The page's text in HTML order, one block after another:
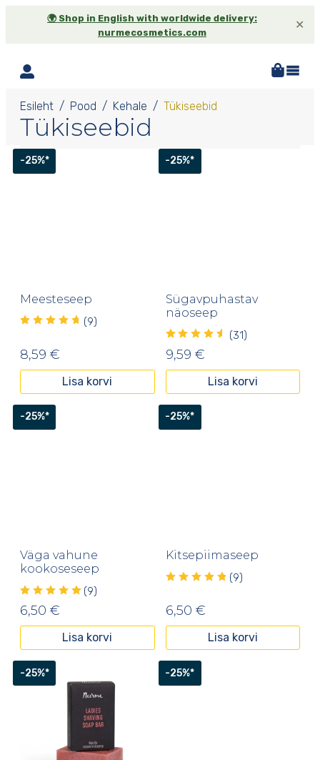
🌍 Shop in English with worldwide delivery:
nurmecosmetics.com
✕
Esileht Pood Kehale Tükiseebid
Tükiseebid
-25%*
Meesteseep
(9)
8,59 €
Lisa korvi
-25%*
Sügavpuhastav
näoseep
(31)
9,59 €
Lisa korvi
-25%*
Väga vahune
kookoseseep
(9)
6,50 €
Lisa korvi
-25%*
Kitsepiimaseep
(9)
6,50 €
Lisa korvi
-25%* -25%*